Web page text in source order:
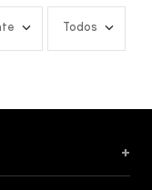
Todos
+